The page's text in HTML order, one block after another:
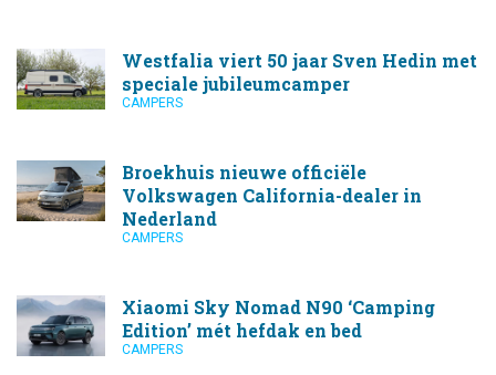
Westfalia viert 50 jaar Sven Hedin met
speciale jubileumcamper
CAMPERS
Broekhuis nieuwe officiële
Volkswagen California-dealer in
Nederland
CAMPERS
Xiaomi Sky Nomad N90 ‘Camping
Edition’ mét hefdak en bed
CAMPERS